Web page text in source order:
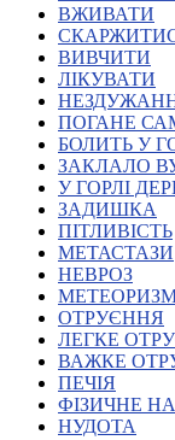
ВЖИВАТИ
ВИВЧИТИ
ЛІКУВАТИ
ПОГАНЕ
БОЛИТЬ У
ЗАКЛАЛО
У ГОРЛІ
ЗАДИШКА
ПІТЛИВІСТЬ
МЕТАСТАЗИ
НЕВРОЗ
ОТРУЄННЯ
ЛЕГКЕ
ВАЖКЕ
ПЕЧІЯ
ФІЗИЧНЕ
НУДОТА